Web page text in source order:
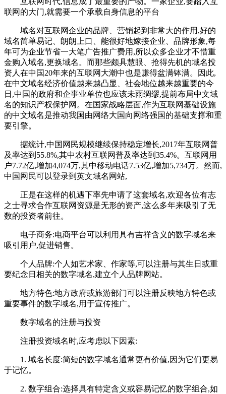
联网的大门,就需要一个承载自身信息的平台
域名对互联网企业的品牌、营销起到非常大的作用,好的
域名简单易记、朗朗上口、能很好地嫁接企业、品牌形象,每
年可为企业节省一大笔广告推广费用,所以众多企业才不惜重
金购入域名,更换域名。而那些颇具慧眼、抢得先机的域名投
资人在中国20年来的互联网大潮中也是赚得盆满钵满。因此,
在中文域名经济价值越来越凸显、社会地位越来越重要的今
日,中国的政府和企事业单位也应该未雨绸缪,提前布局中文域
名的知识产权保护网。在国家战略层面,作为互联网基础设施
的中文域名是推动我国由网络大国向网络强国的基础支撑和重
要引擎。
据统计,中国网民规模继续保持稳定增长,2017年互联网普
及率达到55.8%,其中农村互联网普及率达到35.4%。互联网用
户7.72亿,增加4,074万,其中移动电话7.53亿,增加5,734万。然而,
中国网民可以登录到英文域名网站,
正是在这样的机遇下率先申请了这套域名,欢迎各位有志
之士寻求合作互联网资源是无形的资产,这么多年来吸引了无
数的投资者前往。
电子商务:电商平台可以利用具有吉祥含义的数字域名来
吸引用户,促进销售。
个人品牌:个人如艺术家、作家等,可以注册与其生日或重
要纪念日相关的数字域名,建立个人品牌网站。
地方特色:地方政府或旅游部门可以注册反映地方特色或
重要事件的数字域名,用于宣传推广。
数字域名的注册与投资
注册投资域名时,应考虑以下因素:
1. 域名长度:简短的数字域名通常更有价值,因为它们更易
于记忆。
2. 数字组合:选择具有特定含义或容易记忆的数字组合,如